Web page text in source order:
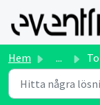
Hoppa över till
Hem ...